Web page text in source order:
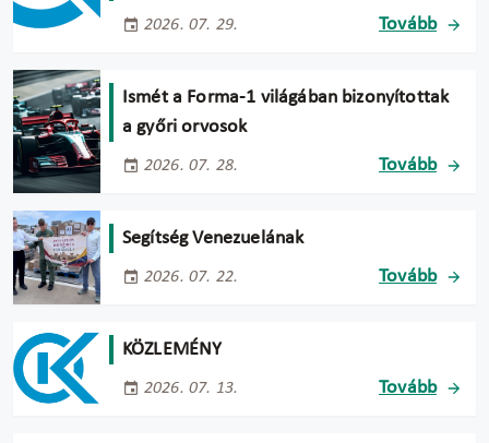
2026. 07. 29. Tovább
Ismét a Forma-1 világában bizonyítottak
a győri orvosok
2026. 07. 28. Tovább
Segítség Venezuelának
2026. 07. 22. Tovább
KÖZLEMÉNY
2026. 07. 13. Tovább